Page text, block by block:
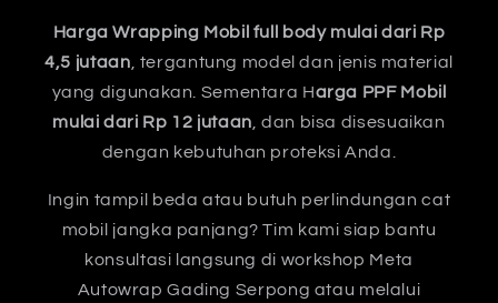
Harga Wrapping Mobil full body mulai dari Rp
4,5 jutaan, tergantung model dan jenis material
yang digunakan. Sementara Harga PPF Mobil
mulai dari Rp 12 jutaan, dan bisa disesuaikan
dengan kebutuhan proteksi Anda.
Ingin tampil beda atau butuh perlindungan cat
mobil jangka panjang? Tim kami siap bantu
konsultasi langsung di workshop Meta
Autowrap Gading Serpong atau melalui